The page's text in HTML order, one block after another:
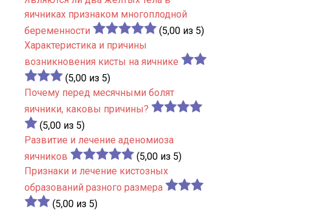
яичниках признаком многоплодной
беременности
(5,00 из 5)
Характеристика и причины
возникновения кисты на яичнике
(5,00 из 5)
Почему перед месячными болят
яичники, каковы причины?
(5,00 из 5)
Развитие и лечение аденомиоза
яичников
(5,00 из 5)
Признаки и лечение кистозных
образований разного размера
(5,00 из 5)